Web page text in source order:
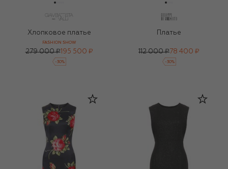
Хлопковое платье
FASHION SHOW
279 000 ₽195 500 ₽
-30%
Платье
112 000 ₽78 400 ₽
-30%